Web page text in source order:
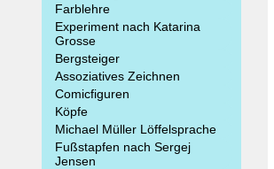
Farblehre
Experiment nach Katarina
Grosse
Bergsteiger
Assoziatives Zeichnen
Comicfiguren
Köpfe
Michael Müller Löffelsprache
Fußstapfen nach Sergej
Jensen